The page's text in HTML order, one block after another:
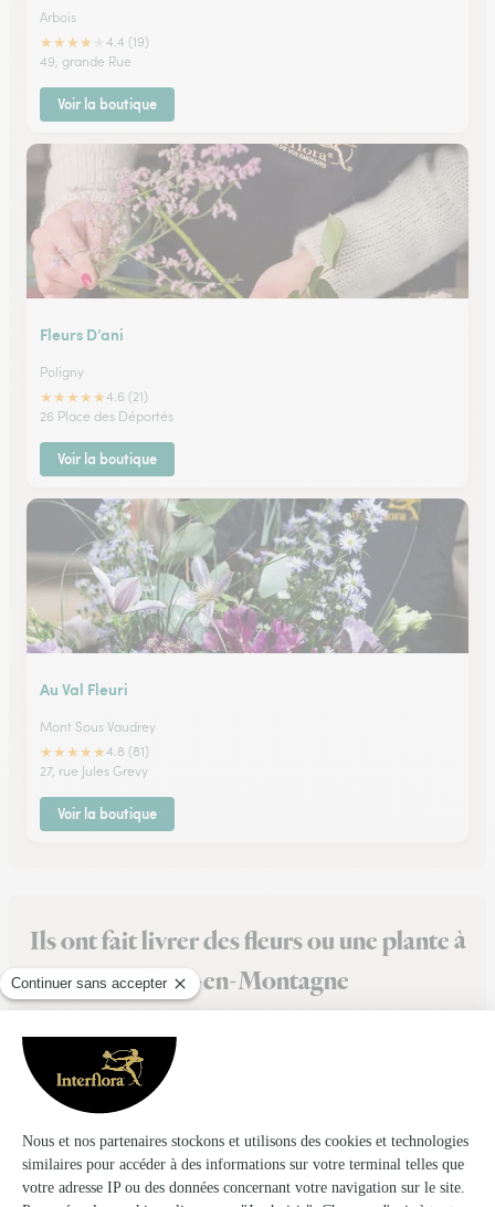
Arbois
★★★★
4.4 (19)
49, grande Rue
Voir la boutique
Fleurs D’ani
Poligny
★★★★★4.6 (21)
26 Place des Déportés
Voir la boutique
Au Val Fleuri
Mont Sous Vaudrey
★★★★★4.8 (81)
27, rue Jules Grevy
Voir la boutique
Ils ont fait livrer des fleurs ou une plante à
Vers-en-Montagne
★ ★ ★
Interflora toujours au top
Livreur souriant . Les fleurs ou composition parfaite.
07/05/2026